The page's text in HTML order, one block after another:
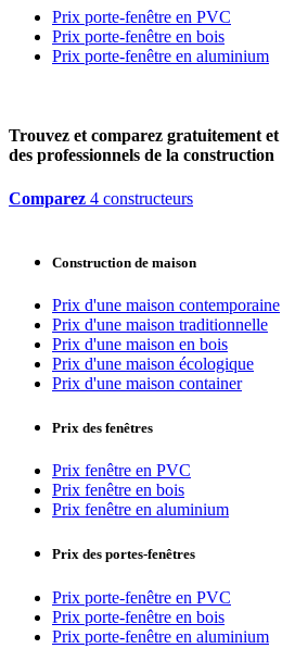
Prix porte-fenêtre en PVC
Prix porte-fenêtre en bois
Prix porte-fenêtre en aluminium
Trouvez et comparez gratuitement et
des professionnels de la construction
Comparez 4 constructeurs
Construction de maison
Prix d'une maison contemporaine
Prix d'une maison traditionnelle
Prix d'une maison en bois
Prix d'une maison écologique
Prix d'une maison container
Prix des fenêtres
Prix fenêtre en PVC
Prix fenêtre en bois
Prix fenêtre en aluminium
Prix des portes-fenêtres
Prix porte-fenêtre en PVC
Prix porte-fenêtre en bois
Prix porte-fenêtre en aluminium